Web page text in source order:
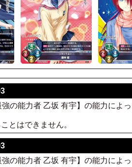
強の能力者 乙坂 有宇】の能力によ
とはできません。
強の能力者 乙坂 有宇】の能力によ